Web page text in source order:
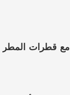
قطرات المطر